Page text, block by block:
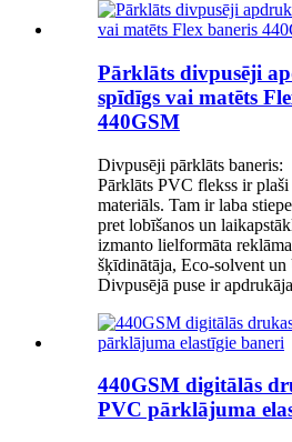
Pārklāts divpusēji
spīdīgs vai matēts
440GSM
Divpusēji pārklāts baneris:
Pārklāts PVC flekss ir plaši
materiāls. Tam ir laba
pret lobīšanos un
izmanto lielformāta
šķīdinātāja, Eco-solvent
Divpusējā puse ir
440GSM digitālās
PVC pārklājuma